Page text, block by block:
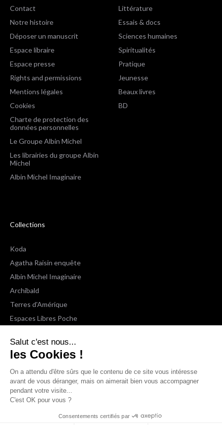
Salut c'est nous...
les Cookies !
On a attendu d'être sûrs que le contenu de ce site vous intéresse
avant de vous déranger, mais on aimerait bien vous accompagner
pendant votre visite...
C'est OK pour vous ?
Consentements certifiés par
Contact
Notre histoire
Déposer un manuscrit
Espace libraire
Espace presse
Rights and permissions
Mentions légales
Cookies
Charte de protection des
données personnelles
Le Groupe Albin Michel
Les librairies du groupe Albin
Michel
Albin Michel Imaginaire
Littérature
Essais & docs
Sciences humaines
Spiritualités
Pratique
Jeunesse
Beaux livres
BD
Collections
Koda
Agatha Raisin enquête
Albin Michel Imaginaire
Archibald
Terres d'Amérique
Espaces Libres Poche
Wiz
Voir toutes les collections
Nous suivre